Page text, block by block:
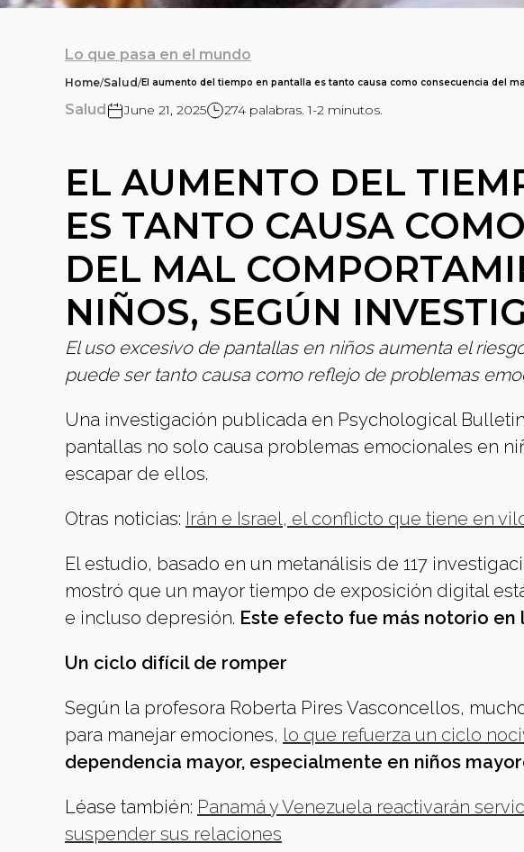
Lo que pasa en el mundo
Home/Salud/El aumento del tiempo en pantalla es tanto causa como consecuencia del
Salud June 21, 2025 274 palabras. 1-2 minutos.
EL AUMENTO DEL
ES TANTO CAUSA
DEL MAL
NIÑOS, SEGÚN
El uso excesivo de pantallas en niños aumenta el
puede ser tanto causa como reflejo de problemas
Una investigación publicada en Psychological
pantallas no solo causa problemas emocionales en
escapar de ellos.
Otras noticias: Irán e Israel, el conflicto que tiene en
El estudio, basado en un metanálisis de 117
mostró que un mayor tiempo de exposición digital
e incluso depresión. Este efecto fue más notorio en
Un ciclo difícil de romper
Según la profesora Roberta Pires Vasconcellos,
para manejar emociones, lo que refuerza un ciclo
dependencia mayor, especialmente en niños
Léase también: Panamá y Venezuela reactivarán
suspender sus relaciones